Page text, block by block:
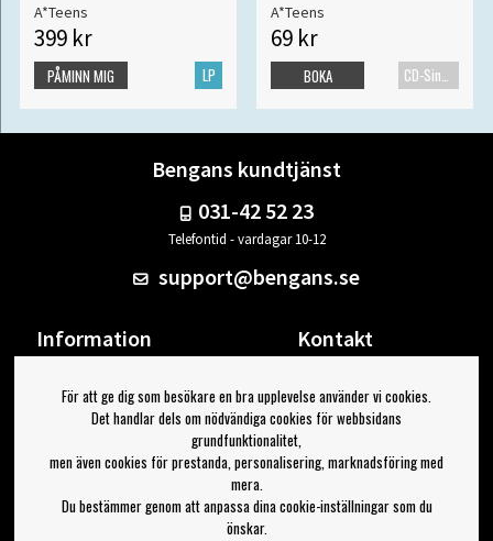
A*Teens
399 kr
LP
PÅMINN MIG
A*Teens
69 kr
CD-Singel
BOKA
Bengans kundtjänst
031-42 52 23
Telefontid - vardagar 10-12
support@bengans.se
Information
Om Bengans
FAQ / Köp- & Leveransvillkor
Kontakt
Din sida
Logga ut
Jag vill ha tips från Bengans
För att ge dig som besökare en bra upplevelse använder vi cookies.
Det handlar dels om nödvändiga cookies för webbsidans
grundfunktionalitet,
men även cookies för prestanda, personalisering, marknadsföring med
mera.
Du bestämmer genom att anpassa dina cookie-inställningar som du
önskar.